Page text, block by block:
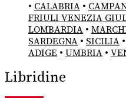
• CALABRIA •
FRIULI VENEZIA
LOMBARDIA •
SARDEGNA • SICILIA •
ADIGE • UMBRIA •
Libridine